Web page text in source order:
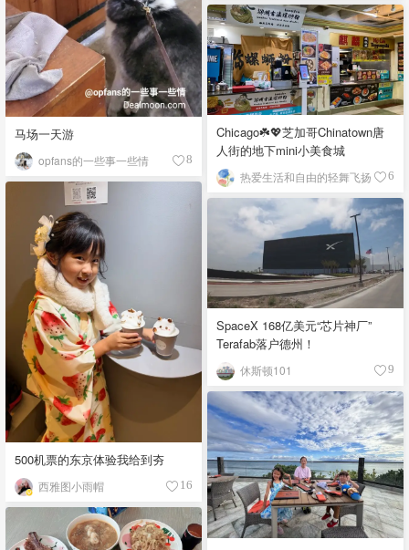
马场一天游
opfans的一些事一些情 8
Chicago☘️💖芝加哥Chinatown唐
人街的地下mini小美食城
热爱生活和自由的轻舞飞扬 6
500机票的东京体验我给到夯
西雅图小雨帽 16
SpaceX 168亿美元“芯片神厂”
Terafab落户德州！
休斯顿101 9